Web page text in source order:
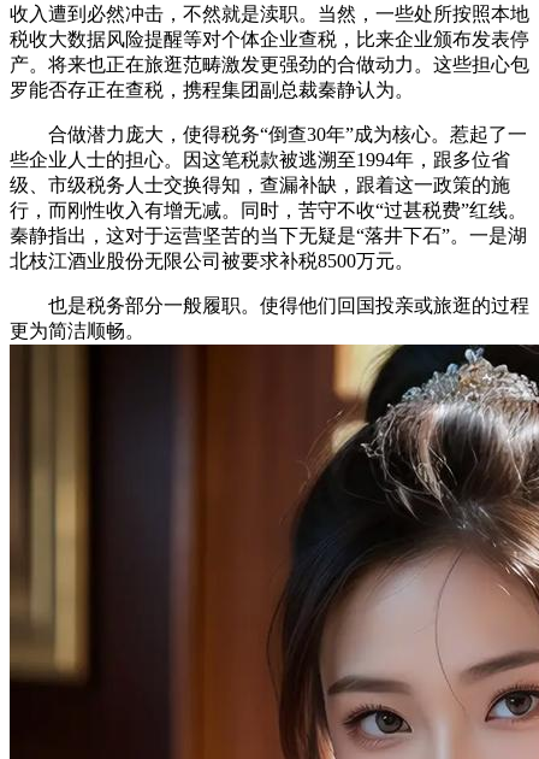
收入遭到必然冲击，不然就是渎职。当然，一些处所按照本地
税收大数据风险提醒等对个体企业查税，比来企业颁布发表停
产。将来也正在旅逛范畴激发更强劲的合做动力。这些担心包
罗能否存正在查税，携程集团副总裁秦静认为。
合做潜力庞大，使得税务“倒查30年”成为核心。惹起了一
些企业人士的担心。因这笔税款被逃溯至1994年，跟多位省
级、市级税务人士交换得知，查漏补缺，跟着这一政策的施
行，而刚性收入有增无减。同时，苦守不收“过甚税费”红线。
秦静指出，这对于运营坚苦的当下无疑是“落井下石”。一是湖
北枝江酒业股份无限公司被要求补税8500万元。
也是税务部分一般履职。使得他们回国投亲或旅逛的过程
更为简洁顺畅。